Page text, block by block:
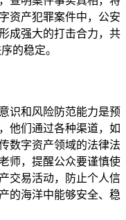
资产犯罪案件中，公安
成强大的打击合力，共
的稳定。
识和风险防范能力是预
他们通过各种渠道，如
数字资产领域的法律法
师，提醒公众要谨慎使
交易活动，防止个人信
的海洋中能够安全、稳